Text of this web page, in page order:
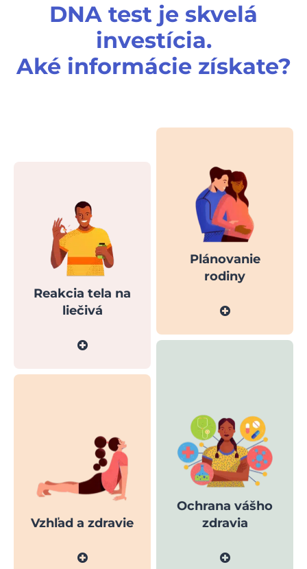
DNA test je skvelá
investícia.
Aké informácie získate?
Reakcia tela na
liečivá
Plánovanie
rodiny
Vzhľad a zdravie
Ochrana vášho
zdravia